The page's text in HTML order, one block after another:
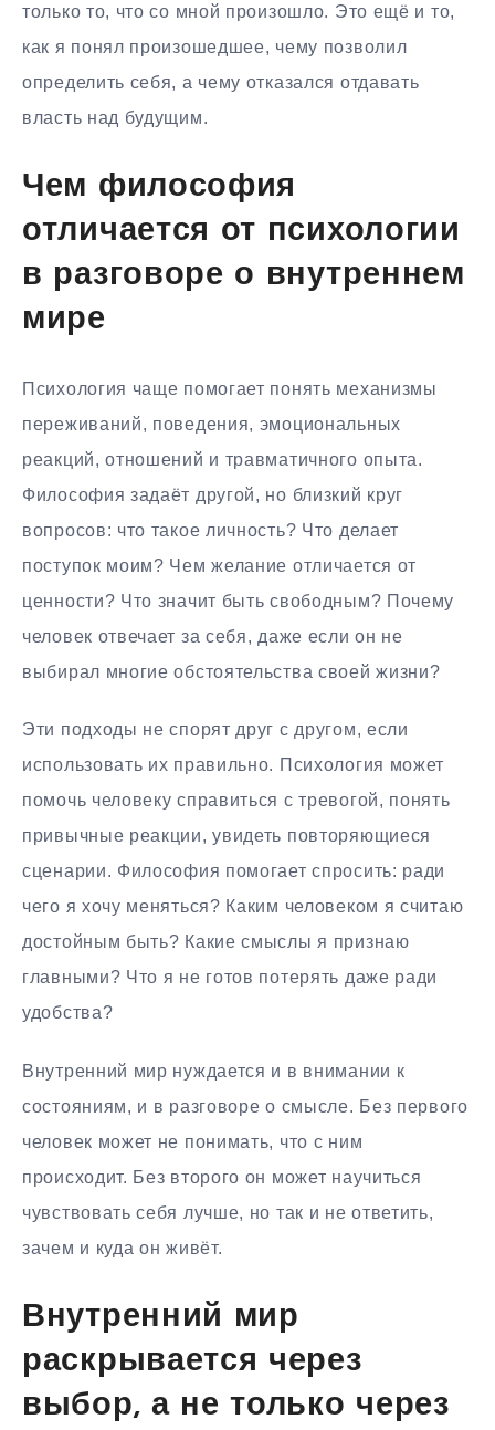
только то, что со мной произошло. Это ещё и то,
как я понял произошедшее, чему позволил
определить себя, а чему отказался отдавать
власть над будущим.
Чем философия
отличается от психологии
в разговоре о внутреннем
мире
Психология чаще помогает понять механизмы
переживаний, поведения, эмоциональных
реакций, отношений и травматичного опыта.
Философия задаёт другой, но близкий круг
вопросов: что такое личность? Что делает
поступок моим? Чем желание отличается от
ценности? Что значит быть свободным? Почему
человек отвечает за себя, даже если он не
выбирал многие обстоятельства своей жизни?
Эти подходы не спорят друг с другом, если
использовать их правильно. Психология может
помочь человеку справиться с тревогой, понять
привычные реакции, увидеть повторяющиеся
сценарии. Философия помогает спросить: ради
чего я хочу меняться? Каким человеком я считаю
достойным быть? Какие смыслы я признаю
главными? Что я не готов потерять даже ради
удобства?
Внутренний мир нуждается и в внимании к
состояниям, и в разговоре о смысле. Без первого
человек может не понимать, что с ним
происходит. Без второго он может научиться
чувствовать себя лучше, но так и не ответить,
зачем и куда он живёт.
Внутренний мир
раскрывается через
выбор, а не только через